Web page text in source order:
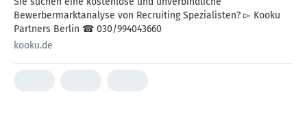
Bewerbermarktanalyse von Recruiting Spezialisten? ▻ Kooku
Partners Berlin ☎ 030/994043660
kooku.de